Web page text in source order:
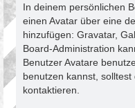
In deinem persönlichen
einen Avatar über eine
hinzufügen: Gravatar,
Board-Administration
Benutzer Avatare
benutzen kannst,
kontaktieren.